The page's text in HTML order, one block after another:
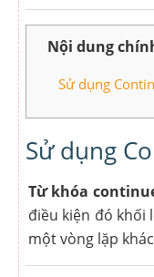
Nội dung
Sử dụng
Sử dụng
Từ khóa
điều kiện đó
một vòng lặp